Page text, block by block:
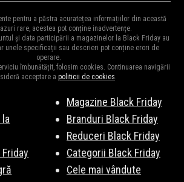
cu noutățile!
Abonează-te la
de produse.Vezi Aicio parte din produsele
vă vom ține la curent cu surprizele
Friday 2026.
pentru a păstra acuratețea informațiilor din această
rare, acestea pot conține inadvertențe.
și data participării a magazinelor la Black Friday au
unele specificații sau descrieri pot conține erori de
operare.
îmbunătățit, folosim cookies. Continuarea navigării
acceptare a politicii de cookies.
la
Magazine Black Friday
Branduri Black Friday
Reduceri Black Friday
Categorii Black Friday
Cele mai vândute